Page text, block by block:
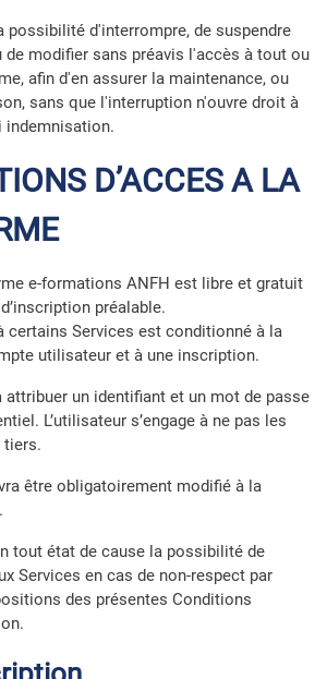
possibilité d'interrompre, de suspendre
de modifier sans préavis l'accès à tout ou
afin d'en assurer la maintenance, ou
sans que l'interruption n'ouvre droit à
indemnisation.
D’ACCES A LA
e-formations ANFH est libre et gratuit
préalable.
certains Services est conditionné à la
utilisateur et à une inscription.
attribuer un identifiant et un mot de passe
L’utilisateur s’engage à ne pas les
tiers.
être obligatoirement modifié à la
tout état de cause la possibilité de
Services en cas de non-respect par
des présentes Conditions